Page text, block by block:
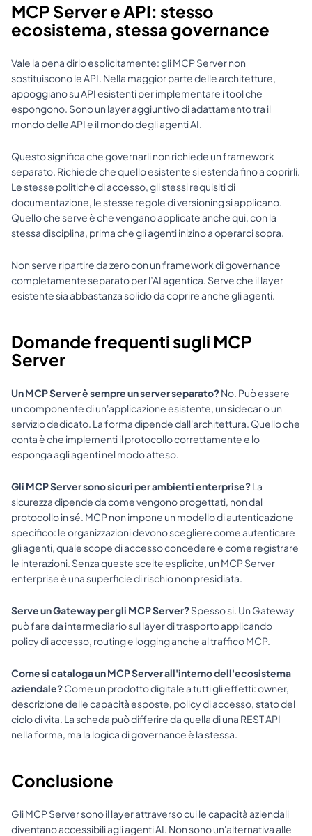
MCP Server e API: stesso
ecosistema, stessa governance
Vale la pena dirlo esplicitamente: gli MCP Server non
sostituiscono le API. Nella maggior parte delle architetture,
appoggiano su API esistenti per implementare i tool che
espongono. Sono un layer aggiuntivo di adattamento tra il
mondo delle API e il mondo degli agenti AI.
Questo significa che governarli non richiede un framework
separato. Richiede che quello esistente si estenda fino a coprirli.
Le stesse politiche di accesso, gli stessi requisiti di
documentazione, le stesse regole di versioning si applicano.
Quello che serve è che vengano applicate anche qui, con la
stessa disciplina, prima che gli agenti inizino a operarci sopra.
Non serve ripartire da zero con un framework di governance
completamente separato per l’AI agentica. Serve che il layer
esistente sia abbastanza solido da coprire anche gli agenti.
Domande frequenti sugli MCP
Server
Un MCP Server è sempre un server separato? No. Può essere
un componente di un'applicazione esistente, un sidecar o un
servizio dedicato. La forma dipende dall'architettura. Quello che
conta è che implementi il protocollo correttamente e lo
esponga agli agenti nel modo atteso.
Gli MCP Server sono sicuri per ambienti enterprise? La
sicurezza dipende da come vengono progettati, non dal
protocollo in sé. MCP non impone un modello di autenticazione
specifico: le organizzazioni devono scegliere come autenticare
gli agenti, quale scope di accesso concedere e come registrare
le interazioni. Senza queste scelte esplicite, un MCP Server
enterprise è una superficie di rischio non presidiata.
Serve un Gateway per gli MCP Server? Spesso si. Un Gateway
può fare da intermediario sul layer di trasporto applicando
policy di accesso, routing e logging anche al traffico MCP.
Come si cataloga un MCP Server all'interno dell'ecosistema
aziendale? Come un prodotto digitale a tutti gli effetti: owner,
descrizione delle capacità esposte, policy di accesso, stato del
ciclo di vita. La scheda può differire da quella di una REST API
nella forma, ma la logica di governance è la stessa.
Conclusione
Gli MCP Server sono il layer attraverso cui le capacità aziendali
diventano accessibili agli agenti AI. Non sono un'alternativa alle